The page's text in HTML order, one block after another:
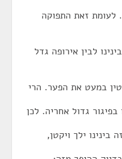
לעומת זאת התפוקה
לבין אירופה גדל
במעט את הפער. הרי
גדול אחריה. לכן
ילך ויקטן,